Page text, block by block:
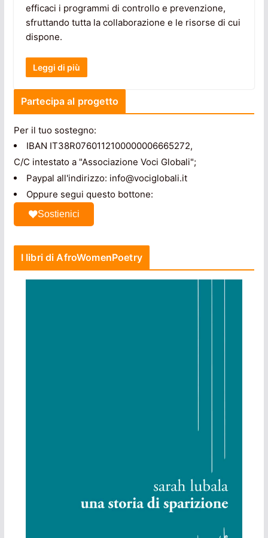
efficaci i programmi di controllo e prevenzione,
sfruttando tutta la collaborazione e le risorse di cui
dispone.
Leggi di più
Partecipa al progetto
Per il tuo sostegno:
IBAN IT38R0760112100000006665272,
C/C intestato a "Associazione Voci Globali";
Paypal all'indirizzo: info@vociglobali.it
Oppure segui questo bottone:
Sostienici
I libri di AfroWomenPoetry